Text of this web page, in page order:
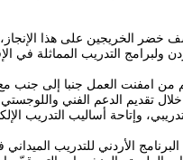
خضر الخريجين على هذا
ولبرامج التدريب المماثلة في
من امفنت العمل جنبا إلى جنب
تقديم الدعم الفني
وإتاحة أساليب التدريب
الأردني للتدريب الميداني